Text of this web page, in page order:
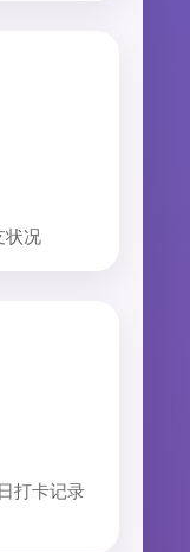
状况
打卡记录